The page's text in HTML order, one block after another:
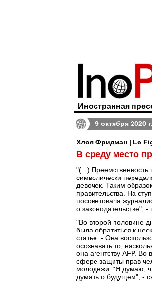
Иностранная
9 октября 2020 г.
Хлоя Фридман | Le
В среду место
"(...) Преемственность
символически
девочек. Таким
правительства. На
посоветовала
о законодательстве", -
"Во второй половине
была обратиться к
статье. - Она
осознавать то,
она агентству AFP. Во
сфере защиты прав
молодежи. "Я думаю,
думать о будущем", -